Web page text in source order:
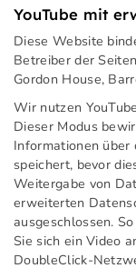
YouTube mit
Diese Website
Betreiber der
Gordon House,
Wir nutzen
Dieser Modus
Informationen über
speichert, bevor
Weitergabe von
erweiterten
ausgeschlossen.
Sie sich ein Video
DoubleClick-